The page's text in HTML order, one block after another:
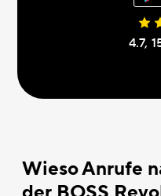
4.7,
Wieso Anrufe